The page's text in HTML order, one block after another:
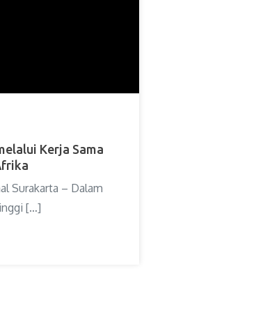
Kerja Sama
Surakarta – Dalam
[…]